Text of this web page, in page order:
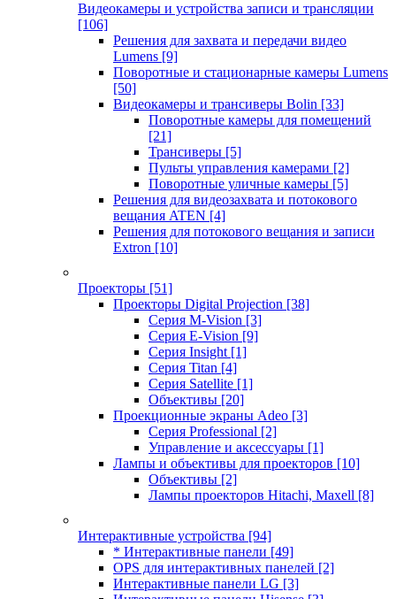
Видеокамеры и устройства записи и трансляции
[106]
Решения для захвата и передачи видео
Lumens [9]
Поворотные и стационарные камеры Lumens
[50]
Видеокамеры и трансиверы Bolin [33]
Поворотные камеры для помещений
[21]
Трансиверы [5]
Пульты управления камерами [2]
Поворотные уличные камеры [5]
Решения для видеозахвата и потокового
вещания ATEN [4]
Решения для потокового вещания и записи
Extron [10]
Проекторы [51]
Проекторы Digital Projection [38]
Серия M-Vision [3]
Серия E-Vision [9]
Серия Insight [1]
Серия Titan [4]
Серия Satellite [1]
Объективы [20]
Проекционные экраны Adeo [3]
Серия Professional [2]
Управление и аксессуары [1]
Лампы и объективы для проекторов [10]
Объективы [2]
Лампы проекторов Hitachi, Maxell [8]
Интерактивные устройства [94]
* Интерактивные панели [49]
OPS для интерактивных панелей [2]
Интерактивные панели LG [3]